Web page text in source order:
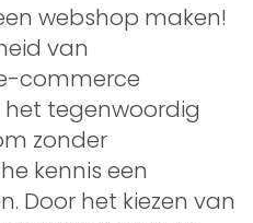
webshop maken!
van
commerce
tegenwoordig
zonder
kennis een
Door het kiezen van